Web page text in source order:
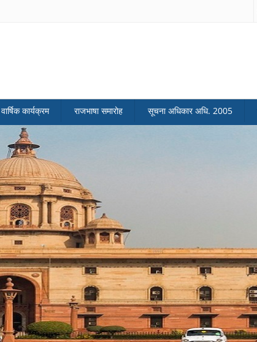
वार्षिक कार्यक्रम राजभाषा समारोह सूचना अधिकार अधि. 2005